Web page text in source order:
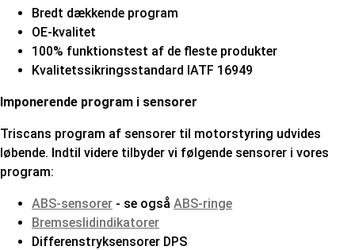
Bredt dækkende program
OE-kvalitet
100% funktionstest af de fleste produkter
Kvalitetssikringsstandard IATF 16949
Imponerende program i sensorer
Triscans program af sensorer til motorstyring udvides
løbende. Indtil videre tilbyder vi følgende sensorer i vores
program:
ABS-sensorer - se også ABS-ringe
Bremseslidindikatorer
Differenstryksensorer DPS